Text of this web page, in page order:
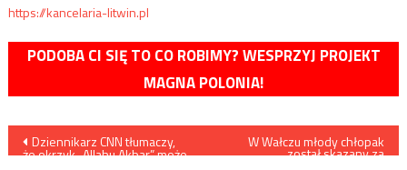
https://kancelaria-litwin.pl
PODOBA CI SIĘ TO CO ROBIMY? WESPRZYJ PROJEKT
MAGNA POLONIA!
Nawigacja
Dziennikarz CNN tłumaczy,
że okrzyk „Allahu Akbar” może
W Wałczu młody chłopak
został skazany za